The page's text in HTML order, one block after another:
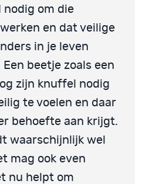
om die
en dat veilige
in je leven
beetje zoals een
zijn knuffel nodig
te voelen en daar
behoefte aan krijgt.
waarschijnlijk wel
mag ook even
nu helpt om